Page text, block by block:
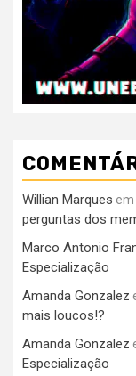
Willian Marques em
perguntas dos
Marco Antonio
Especialização
Amanda Gonzalez
mais loucos!?
Amanda Gonzalez
Especialização